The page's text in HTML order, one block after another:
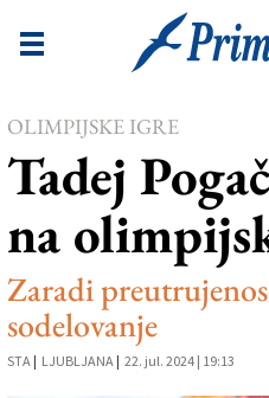
Novice
Goriška
Kultura
Šport
Še
Vreme
OLIMPIJSKE IGRE
Tadej
na
Zaradi
sodelovanje
STA | LJUBLJANA | 22. jul. 2024 | 19:13